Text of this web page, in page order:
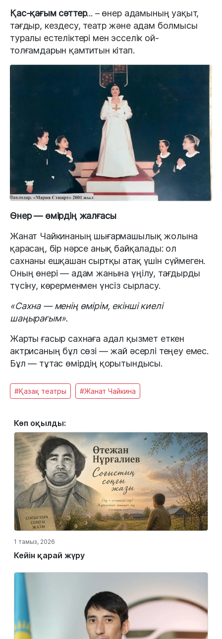
Қас-қағым сәттер... – өнер адамының уақыт,
тағдыр, кездесу, театр және адам болмысы
туралы естеліктері мен эсселік ой-
толғамдарын қамтитын кітап.
Өнер — өмірдің жалғасы
Жанат Чайкинаның шығармашылық жолына
қарасаң, бір нәрсе анық байқалады: ол
сахнаны ешқашан сыртқы атақ үшін сүймеген.
Оның өнері — адам жанына үңілу, тағдырды
түсіну, көрерменмен үнсіз сырласу.
«Сахна — менің өмірім, екінші киелі
шаңырағым».
Жарты ғасыр сахнаға адал қызмет еткен
актрисаның бұл сөзі — жай әсерлі теңеу емес.
Бұл — тұтас өмірдің қорытындысы.
#Қазақ театры #Жанат Чайкина
Көп оқылды:
1 тамыз, 2026
Кейін қарай жүру